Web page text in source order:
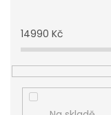
p
r
o
d
u
k
14990 Kč